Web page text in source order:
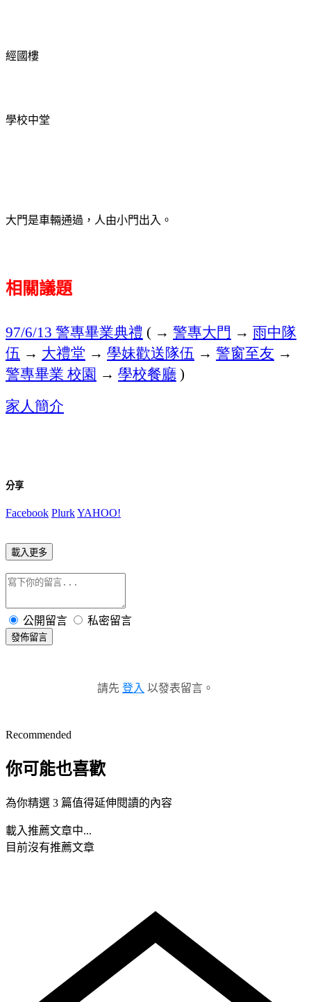
經國樓
學校中堂
大門是車輛通過，人由小門出入。
相關議題
97/6/13 警專畢業典禮 ( → 警專大門 → 雨中隊
伍 → 大禮堂 → 學妹歡送隊伍 → 警窗至友 →
警專畢業 校園 → 學校餐廳 )
家人簡介
分享
Facebook PlurkYAHOO!
載入更多
公開留言 私密留言
發佈留言
請先 登入 以發表留言。
Recommended
你可能也喜歡
為你精選 3 篇值得延伸閱讀的內容
載入推薦文章中...
目前沒有推薦文章